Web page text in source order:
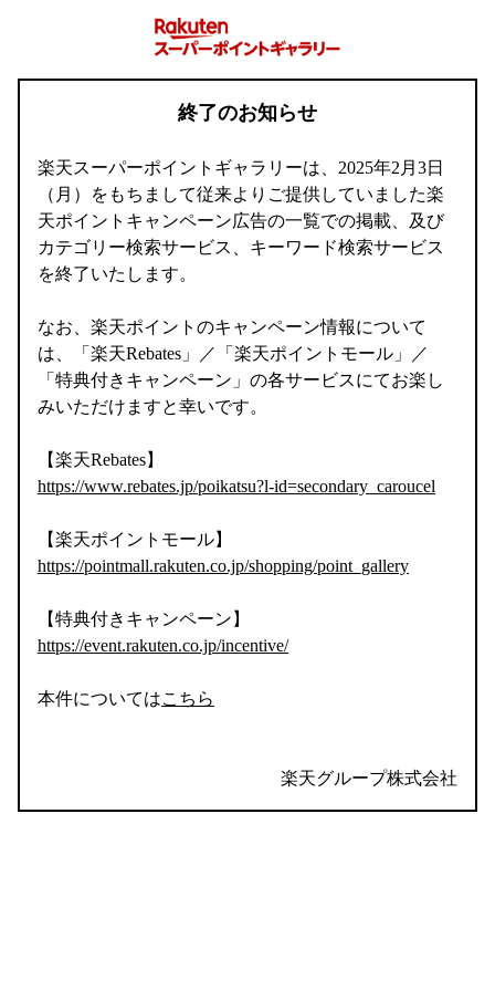
終了のお知らせ
楽天スーパーポイントギャラリーは、2025年2月3日
（月）をもちまして従来よりご提供していました楽
天ポイントキャンペーン広告の一覧での掲載、及び
カテゴリー検索サービス、キーワード検索サービス
を終了いたします。
なお、楽天ポイントのキャンペーン情報について
は、「楽天Rebates」／「楽天ポイントモール」／
「特典付きキャンペーン」の各サービスにてお楽し
みいただけますと幸いです。
【楽天Rebates】
https://www.rebates.jp/poikatsu?l-id=secondary_caroucel
【楽天ポイントモール】
https://pointmall.rakuten.co.jp/shopping/point_gallery
【特典付きキャンペーン】
https://event.rakuten.co.jp/incentive/
本件についてはこちら
楽天グループ株式会社